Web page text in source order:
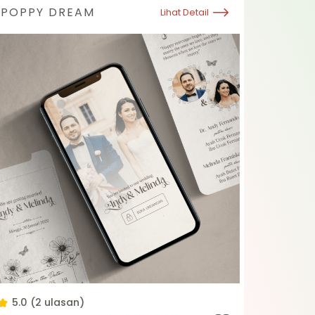
langsung undangan pernikahan
POPPY DREAM Lihat Detail
5.0 (2 ulasan)